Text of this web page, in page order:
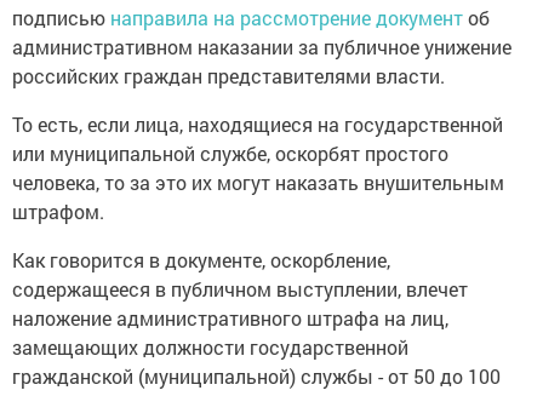
подписью направила на рассмотрение документоб
административном наказании за публичное унижение
российских граждан представителями власти.
То есть, если лица, находящиеся на государственной
или муниципальной службе, оскорбят простого
человека, то за это их могут наказать внушительным
штрафом.
Как говорится в документе, оскорбление,
содержащееся в публичном выступлении, влечет
наложение административного штрафа на лиц,
замещающих должности государственной
гражданской (муниципальной) службы - от 50 до 100